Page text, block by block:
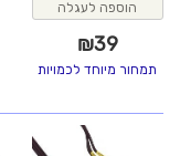
הוספה לעגלה
₪39
תמחור מיוחד לכמויות